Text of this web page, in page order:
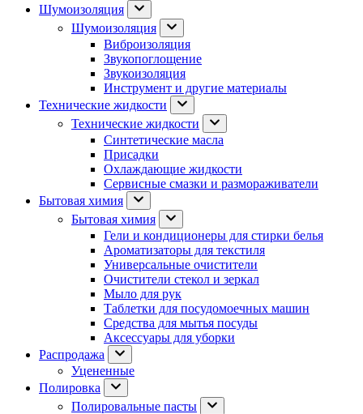
Шумоизоляция
Шумоизоляция
Виброизоляция
Звукопоглощение
Звукоизоляция
Инструмент и другие материалы
Технические жидкости
Технические жидкости
Синтетические масла
Присадки
Охлаждающие жидкости
Сервисные смазки и размораживатели
Бытовая химия
Бытовая химия
Гели и кондиционеры для стирки белья
Ароматизаторы для текстиля
Универсальные очистители
Очистители стекол и зеркал
Мыло для рук
Таблетки для посудомоечных машин
Средства для мытья посуды
Аксессуары для уборки
Распродажа
Уцененные
Полировка
Полировальные пасты